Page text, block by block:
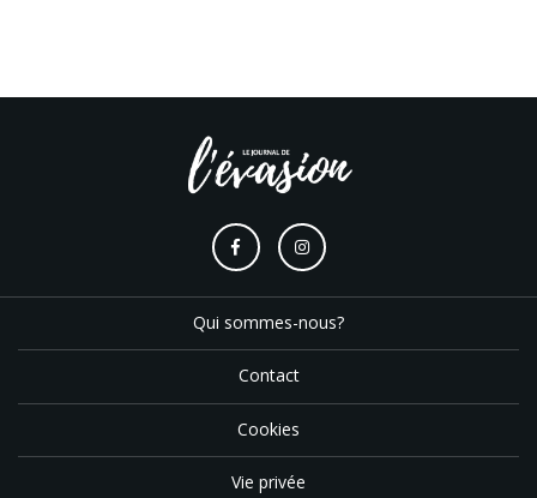
Qui sommes-nous?
Contact
Cookies
Vie privée